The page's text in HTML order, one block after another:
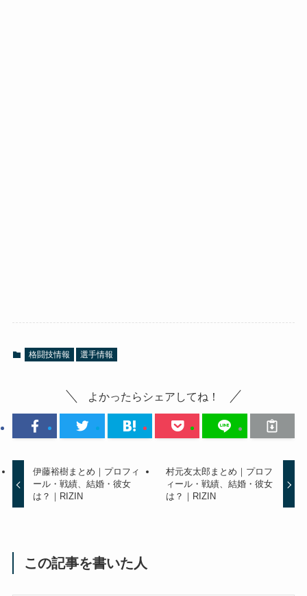
格闘技情報 選手情報
よかったらシェアしてね！
伊藤裕樹まとめ｜プロフィ
ール・戦績、結婚・彼女
は？｜RIZIN
村元友太郎まとめ｜プロフ
ィール・戦績、結婚・彼女
は？｜RIZIN
この記事を書いた人